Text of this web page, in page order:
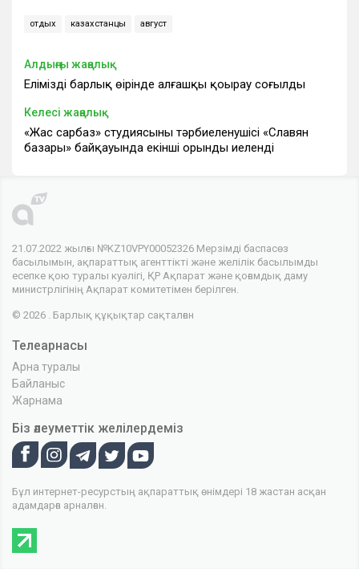
отдых казахстанцы август
Алдыңғы жаңалық
Еліміздің барлық өңірінде алғашқы қоңырау соғылды
Келесі жаңалық
«Жас сарбаз» студиясының тәрбиеленушісі «Славян
базары» байқауында екінші орынды иеленді
21.07.2022 жылғы №KZ10VPY00052326 Мерзімді баспасөз
басылымын, ақпараттық агенттікті және желілік басылымды
есепке қою туралы куәлігі, ҚР Ақпарат және қоғамдық даму
министрлігінің Ақпарат комитетімен берілген.
© 2026 . Барлық құқықтар сақталған
Телеарнасы
Арна туралы
Байланыс
Жарнама
Біз әлеуметтік желілердеміз
Бұл интернет-ресурстың ақпараттық өнімдері 18 жастан асқан
адамдарға арналған.